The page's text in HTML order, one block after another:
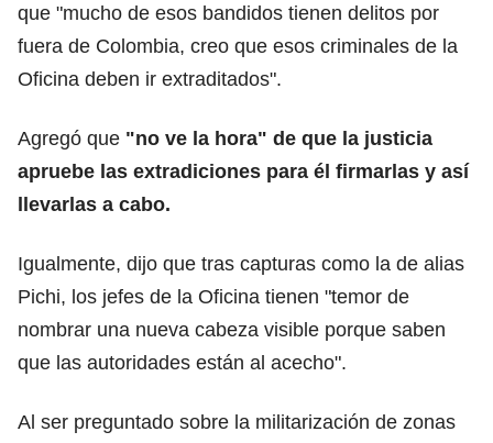
que "mucho de esos bandidos tienen delitos por
fuera de Colombia, creo que esos criminales de la
Oficina deben ir extraditados".
Agregó que "no ve la hora" de que la justicia
apruebe las extradiciones para él firmarlas y así
llevarlas a cabo.
Igualmente, dijo que tras capturas como la de alias
Pichi, los jefes de la Oficina tienen "temor de
nombrar una nueva cabeza visible porque saben
que las autoridades están al acecho".
Al ser preguntado sobre la militarización de zonas